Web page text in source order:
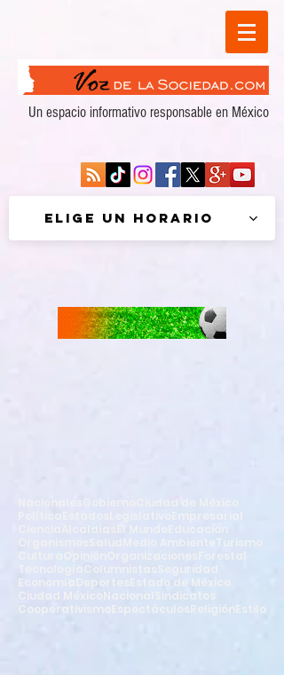
Un espacio informativo responsable en México
Elige un horario
Ciudad de México
Alcaldías
Educación
Medio AmbienteTurismo
CulturaOpinión Organizaciones
Forestal
Tecnología Columnistas Seguridad
Economía
Deportes Estado de México
Ciudad MéxicoNacional
Sindicatos
Cooperativismo
EspectáculosReligiónEstilo